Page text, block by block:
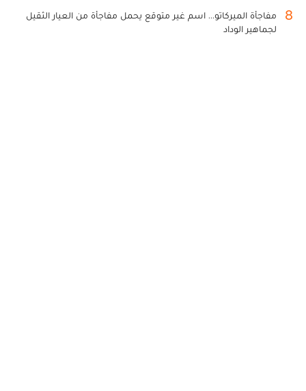
8
مفاجأة الميركاتو... اسم غير متوقع يحمل مفاجأة من العيار الثقيل
لجماهير الوداد